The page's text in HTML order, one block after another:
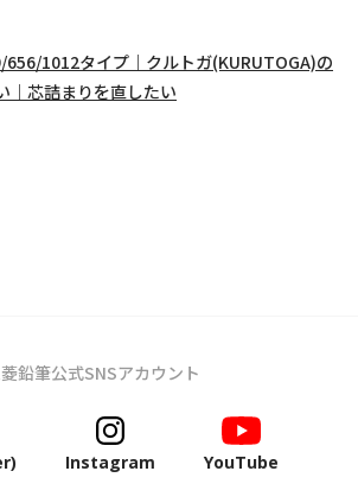
1012タイプ｜クルトガ(KURUTOGA)の
｜芯詰まりを直したい
鉛筆公式SNSアカウント
Instagram YouTube